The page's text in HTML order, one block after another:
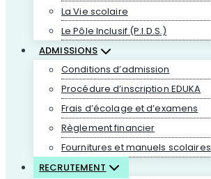
La Vie scolaire
Le Pôle Inclusif (P.I.D.S.)
ADMISSIONS
Conditions d’admission
Procédure d’inscription EDUKA
Frais d’écolage et d’examens
Règlement financier
Fournitures et manuels scolaires
RECRUTEMENT